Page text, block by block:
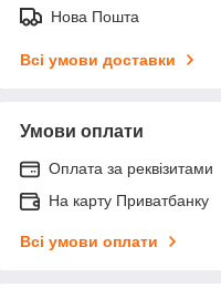
Нова Пошта
Всі умови доставки
Умови оплати
Оплата за реквізитами
На карту Приватбанку
Всі умови оплати